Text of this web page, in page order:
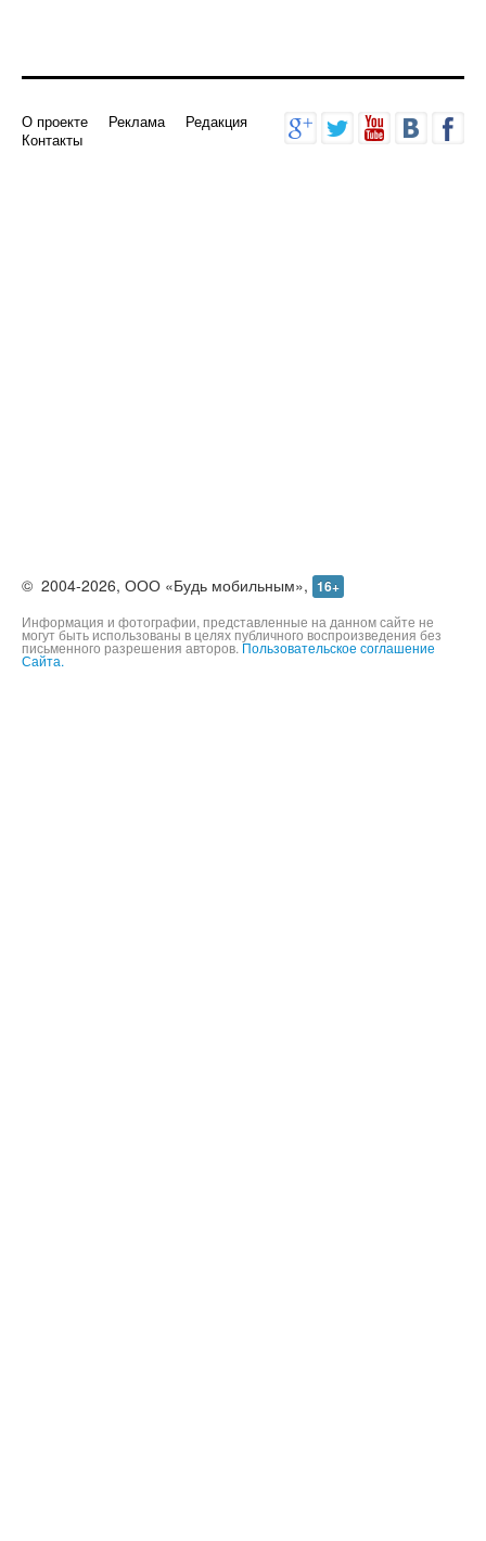
О проекте Реклама
Редакция
Контакты
© 2004-2026, ООО «Будь мобильным», 16+
Информация и фотографии, представленные на данном сайте не
могут быть использованы в целях публичного воспроизведения без
письменного разрешения авторов. Пользовательское соглашение
Сайта.